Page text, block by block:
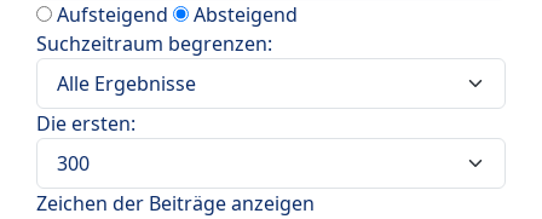
Aufsteigend
Absteigend
Suchzeitraum begrenzen:
Die ersten:
Zeichen der Beiträge anzeigen